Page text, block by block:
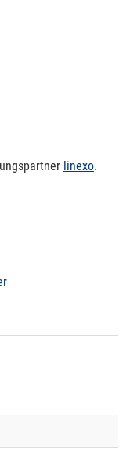
linexo.